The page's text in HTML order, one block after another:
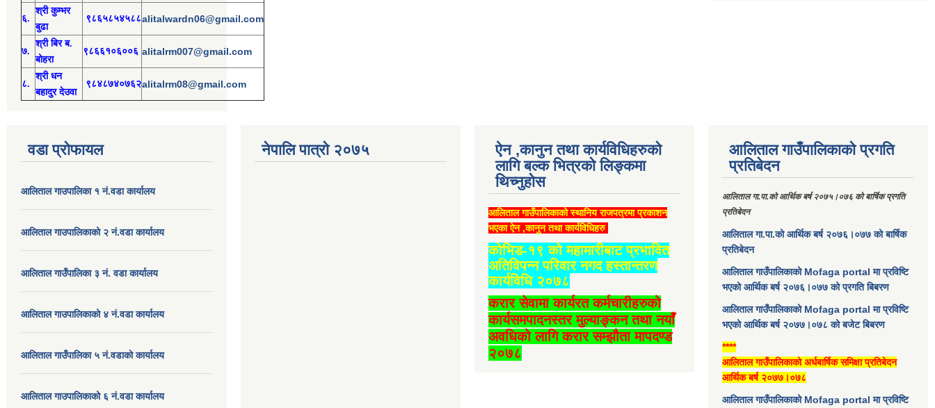
६.
श्री कुम्भर
बुढा
९८६५८५४५८८alitalwardn06@gmail.com
७.
श्री बिर ब.
बोहरा
९८६६१०६००६ alitalrm007@gmail.com
८.
श्री धन
बहादुर देउवा
९८४८७४०७६२alitalrm08@gmail.com
वडा प्रोफायल
आलिताल गाउपालिका १ नं.वडा कार्यालय
आलिताल गाउपालिकाको २ नं.वडा कार्यालय
आलिताल गाउँपालिका ३ नं. वडा कार्यालय
आलिताल गाउपालिकाको ४ नं.वडा कार्यालय
आलिताल गाउँपालिका ५ नं.वडाको कार्यालय
आलिताल गाउपालिकाको ६ नं.वडा कार्यालय
नेपालि पात्रो २०७५
ऐन ,कानुन तथा कार्यविधिहरुको
लागि बल्क भित्रको लिङ्कमा
थिच्‍नुहोस
आलिताल गाउँपालिकाको स्थानिय राजपत्रमा प्रकाशन
भएका ऐन ,कानुन तथा कार्यविधिहरु
कोभिड-१९ को महामारीबाट प्रभावित
अतिविपन्न परिवार नगद हस्तान्तरण
कार्यविधि २०७८
करार सेवामा कार्यरत कर्मचारीहरुको
कार्यसमपादनस्तर मुल्याङ्कन तथा नयाँ
अवधिको लागि करार सम्झौता मापदण्ड
२०७८
आलिताल गाउँपालिकाको प्रगति
प्रतिबेदन
आलिताल गा.पा.को आर्थिक बर्ष २०७५।०७६ को बार्षिक प्रगति
प्रतिबेदन
आलिताल गा.पा.को आर्थिक बर्ष २०७६।०७७ को बार्षिक
प्रतिबेदन
आलिताल गाउँपालिकाको Mofaga portal मा प्रविष्टि
भएको आर्थिक बर्ष २०७६।०७७ को प्रगति बिबरण
आलिताल गाउँपालिकाको Mofaga portal मा प्रविष्टि
भएको आर्थिक बर्ष २०७७।०७८ को बजेट बिबरण
****
आलिताल गाउँपालिकाको अर्धबार्षिक समिक्षा प्रतिबेदन
आर्थिक बर्ष २०७७।०७८
आलिताल गाउँपालिकाको Mofaga portal मा प्रविष्टि